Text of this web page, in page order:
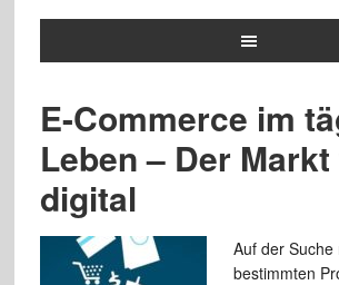
E-Commerce im
Leben – Der
digital
Auf der Suche
bestimmten